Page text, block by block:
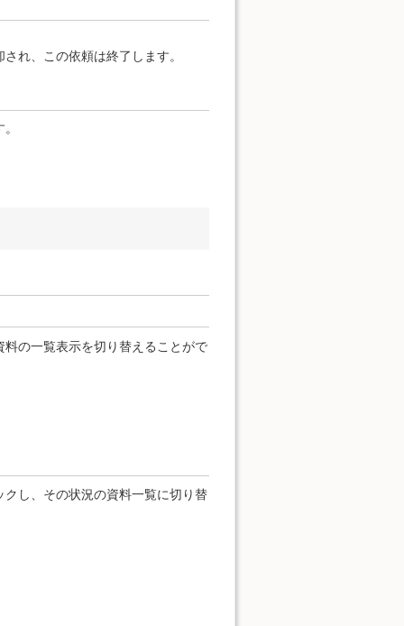
れ、この依頼は終了します。
の一覧表示を切り替えることがで
し、その状況の資料一覧に切り替